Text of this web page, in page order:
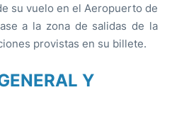
su vuelo en el Aeropuerto de
a la zona de salidas de la
provistas en su billete.
Y